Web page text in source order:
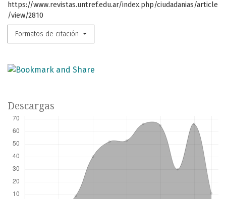
https://www.revistas.untref.edu.ar/index.php/ciudadanias/article
/view/2810
Formatos de citación
Descargas